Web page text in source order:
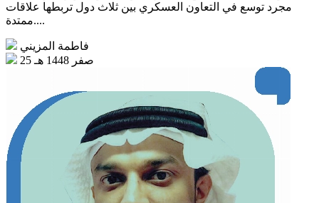
مجرد توسع في التعاون العسكري بين ثلاث دول تربطها علاقات
ممتدة....
فاطمة المزيني
25 صفر 1448 هـ